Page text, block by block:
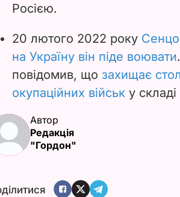
Росією.
20 лютого 2022 року
на Україну він піде воювати
повідомив, що захищає
окупаційних військ у
Автор
Редакція
"Гордон"